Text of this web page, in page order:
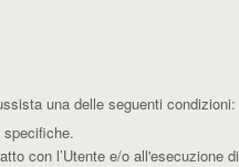
una delle seguenti condizioni:
specifiche.
con l’Utente e/o all'esecuzione